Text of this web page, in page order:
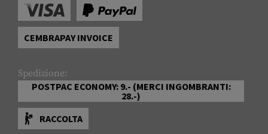
CEMBRAPAY INVOICE
Spedizione:
POSTPAC ECONOMY: 9.- (MERCI INGOMBRANTI:
28.-)
RACCOLTA